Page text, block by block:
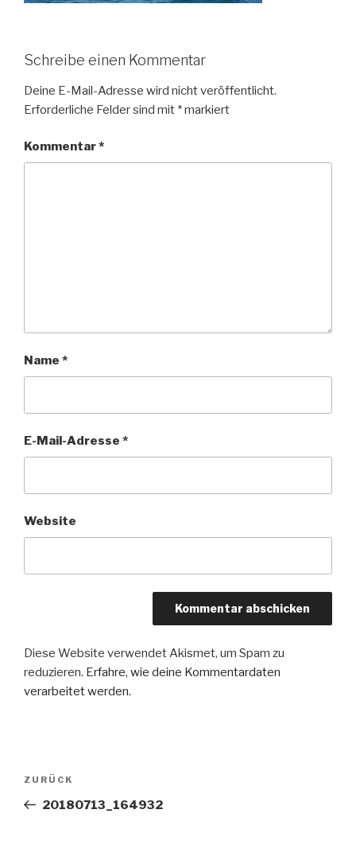
Schreibe einen Kommentar
Deine E-Mail-Adresse wird nicht veröffentlicht.
Erforderliche Felder sind mit *markiert
Kommentar*
Name *
E-Mail-Adresse *
Website
Diese Website verwendet Akismet, um Spam zu
reduzieren. Erfahre, wie deine Kommentardaten
verarbeitet werden.
Beitragsnavigation
Vorheriger
Beitrag
ZURÜCK
20180713_164932